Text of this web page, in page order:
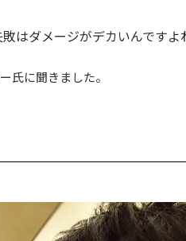
はダメージがデカいんですよ
氏に聞きました。